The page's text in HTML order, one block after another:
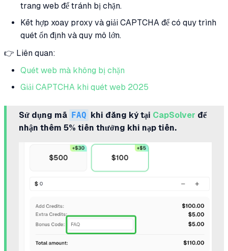
trang web để tránh bị chặn.
Kết hợp xoay proxy và giải CAPTCHA để có quy trình
quét ổn định và quy mô lớn.
👉 Liên quan:
Quét web mà không bị chặn
Giải CAPTCHA khi quét web 2025
Sử dụng mã FAQ khi đăng ký tại CapSolver để
nhận thêm 5% tiền thưởng khi nạp tiền.